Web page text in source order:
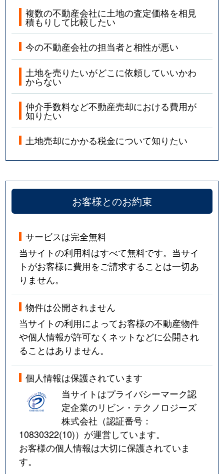
複数の不動産会社に土地の査定価格を相見
積もりして比較したい
今の不動産会社の担当者と相性が悪い
土地を売りたいがどこに依頼していいかわ
からない
仲介手数料など不動産売却における費用が
知りたい
土地売却にかかる税金について知りたい
お客様とのお約束
サービスは完全無料
当サイトの利用料はすべて無料です。当サイ
トがお客様に費用をご請求することは一切あ
りません。
物件は公開されません
当サイトの利用によってお客様の不動産物件
や個人情報が許可なくネットなどに公開され
ることはありません。
個人情報は保護されています
当サイトはプライバシーマーク認
定企業のリビン・テクノロジーズ
株式会社（認証番号：
10830322(10)）が運営しています。
お客様の個人情報は大切に保護されていま
す。